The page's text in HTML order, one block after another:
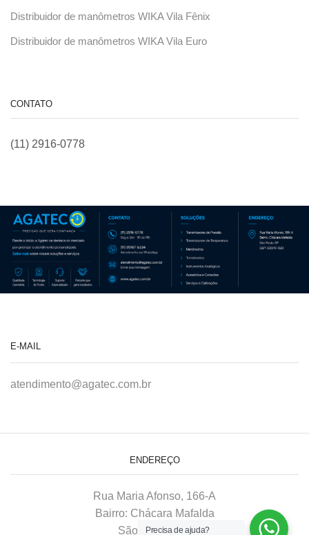
Distribuidor de manômetros WIKA Vila Fênix
Distribuidor de manômetros WIKA Vila Euro
CONTATO
(11) 2916-0778
E-MAIL
atendimento@agatec.com.br
ENDEREÇO
Rua Maria Afonso, 166-A
Bairro: Chácara Mafalda
São Paulo–SP
Precisa de ajuda?